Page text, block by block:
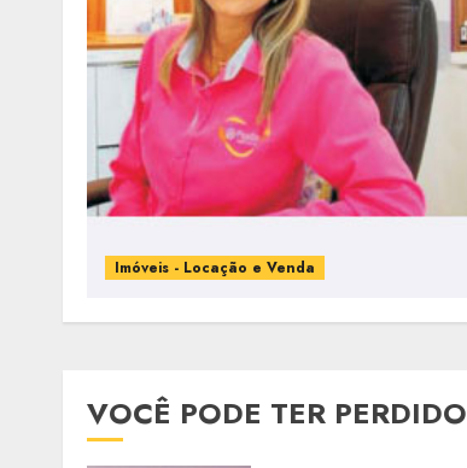
Imóveis - Locação e Venda
VOCÊ PODE TER PERDIDO